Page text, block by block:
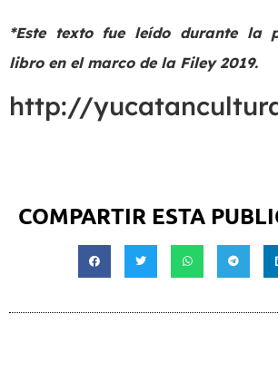
*Este texto fue leído durante la
libro en el marco de la Filey 2019.
http://
COMPARTIR ESTA